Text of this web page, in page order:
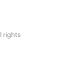
rights